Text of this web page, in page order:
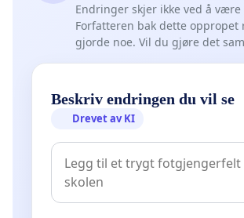
Endringer skjer ikke ved å være
Forfatteren bak dette oppropet
gjorde noe. Vil du gjøre det
Beskriv endringen du vil se
Drevet av KI